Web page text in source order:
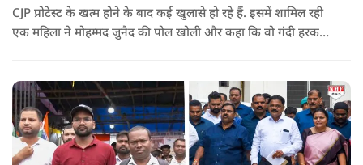
CJP प्रोटेस्ट के खत्म होने के बाद कई खुलासे हो रहे हैं. इसमें शामिल रही
एक महिला ने मोहम्मद जुनैद की पोल खोली और कहा कि वो गंदी हरकतें
दिया.